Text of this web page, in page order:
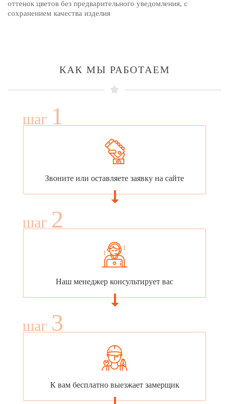
оттенок цветов без предварительного уведомления, с
сохранением качества изделия
КАК МЫ РАБОТАЕМ
шаг 1
Звоните или оставляете заявку на сайте
шаг 2
Наш менеджер консультирует вас
шаг 3
К вам бесплатно выезжает замерщик